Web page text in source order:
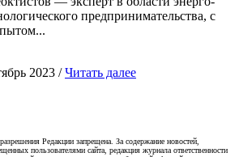
предпринимательства, с
2023 /Читать далее
Редакции запрещена. За содержание новостей,
пользователями сайта, редакция журнала ответственности